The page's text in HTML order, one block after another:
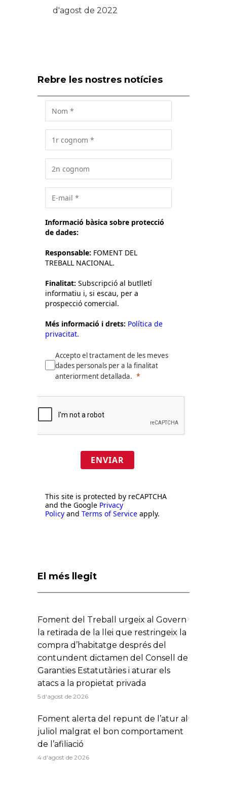
d'agost de 2022
Rebre les nostres notícies
Informació bàsica sobre protecció
de dades:
Responsable: FOMENT DEL
TREBALL NACIONAL.
Finalitat: Subscripció al butlletí
informatiu i, si escau, per a
prospecció comercial.
Més informació i drets: Política de
privacitat.
Accepto el tractament de les meves
dades personals per a la finalitat
anteriorment detallada.
ENVIAR
This site is protected by reCAPTCHA
and the Google Privacy
Policy and Terms of Service apply.
El més llegit
Foment del Treball urgeix al Govern
la retirada de la llei que restringeix la
compra d’habitatge després del
contundent dictamen del Consell de
Garanties Estatutàries i aturar els
atacs a la propietat privada
5 d'agost de 2026
Foment alerta del repunt de l’atur al
juliol malgrat el bon comportament
de l’afiliació
4 d'agost de 2026